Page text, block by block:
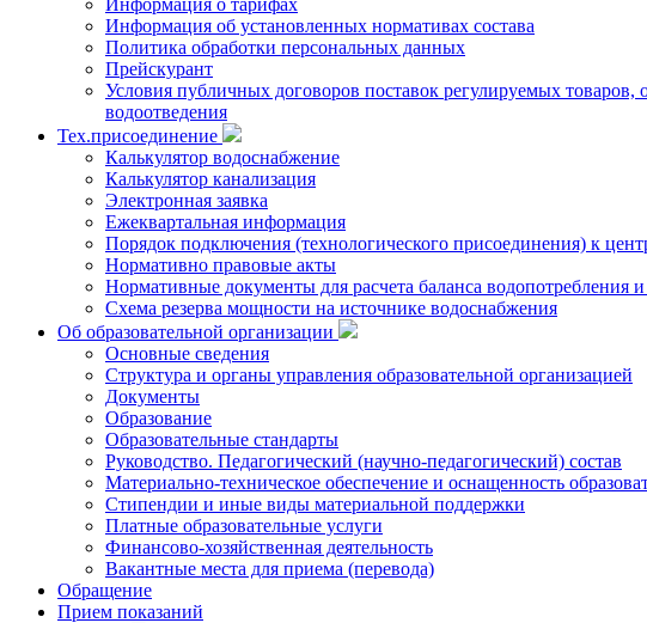
Информация о тарифах
Информация об установленных нормативах состава
Политика обработки персональных данных
Прейскурант
Условия публичных договоров поставок регулируемых
водоотведения
Тех.присоединение
Калькулятор водоснабжение
Калькулятор канализация
Электронная заявка
Ежеквартальная информация
Порядок подключения (технологического присоединения) к
Нормативно правовые акты
Нормативные документы для расчета баланса водопотребления
Схема резерва мощности на источнике водоснабжения
Об образовательной организации
Основные сведения
Структура и органы управления образовательной организацией
Документы
Образование
Образовательные стандарты
Руководство. Педагогический (научно-педагогический) состав
Материально-техническое обеспечение и оснащенность
Стипендии и иные виды материальной поддержки
Платные образовательные услуги
Финансово-хозяйственная деятельность
Вакантные места для приема (перевода)
Обращение
Прием показаний